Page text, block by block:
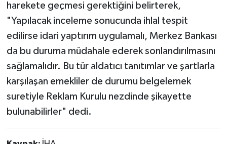
harekete geçmesi gerektiğini belirterek,
"Yapılacak inceleme sonucunda ihlal tespit
edilirse idari yaptırım uygulamalı, Merkez Bankası
da bu duruma müdahale ederek sonlandırılmasını
sağlamalıdır. Bu tür aldatıcı tanıtımlar ve şartlarla
karşılaşan emekliler de durumu belgelemek
suretiyle Reklam Kurulu nezdinde şikayette
bulunabilirler" dedi.